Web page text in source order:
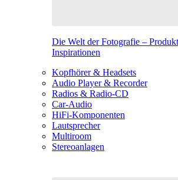
Die Welt der Fotografie –
Inspirationen
Kopfhörer & Headsets
Audio Player & Recorder
Radios & Radio-CD
Car-Audio
HiFi-Komponenten
Lautsprecher
Multiroom
Stereoanlagen